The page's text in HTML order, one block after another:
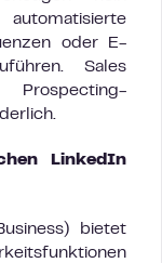
oder E-
Sales
LinkedIn
bietet